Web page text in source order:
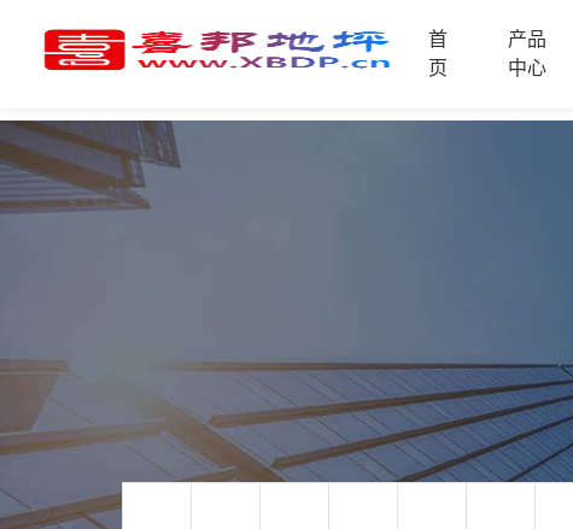
首
页
产品
中心
品
中
心
技
术
案
联
系
电
话